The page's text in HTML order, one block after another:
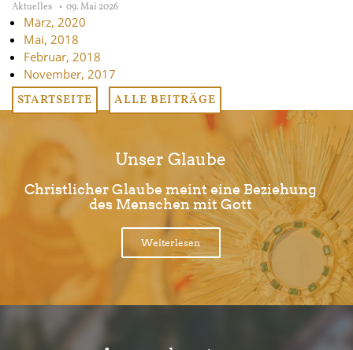
Aktuelles 09. Mai 2026
März, 2020
Mai, 2018
Februar, 2018
November, 2017
STARTSEITE ALLE BEITRÄGE
Unser Glaube
Christlicher Glaube meint eine Beziehung
des Menschen mit Gott
Weiterlesen